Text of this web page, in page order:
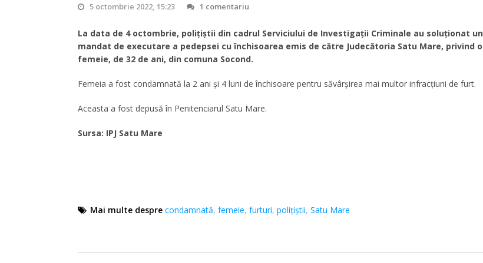
5 octombrie 2022, 15:23 1 comentariu
La data de 4 octombrie, polițiștii din cadrul Serviciului de Investigații Criminale au soluționat un
mandat de executare a pedepsei cu închisoarea emis de către Judecătoria Satu Mare, privind o
femeie, de 32 de ani, din comuna Socond.
Femeia a fost condamnată la 2 ani și 4 luni de închisoare pentru săvârșirea mai multor infracțiuni de furt.
Aceasta a fost depusă în Penitenciarul Satu Mare.
Sursa: IPJ Satu Mare
Mai multe despre condamnată, femeie, furturi, polițiștii, Satu Mare